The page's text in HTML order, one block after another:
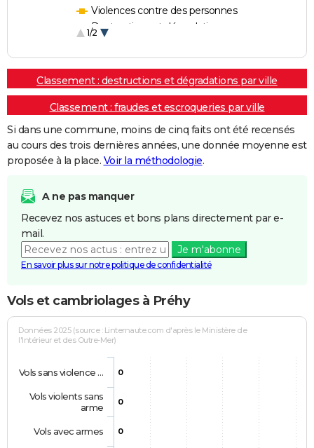
Violences contre des personnes
Destructions et dégradations
1/2
Classement : destructions et dégradations par ville
Classement : fraudes et escroqueries par ville
Si dans une commune, moins de cinq faits ont été recensés
au cours des trois dernières années, une donnée moyenne est
proposée à la place. Voir la méthodologie.
A ne pas manquer
Recevez nos astuces et bons plans directement par e-
mail.
Je m'abonne
En savoir plus sur notre politique de confidentialité
Vols et cambriolages à Préhy
Données 2025 (source : Linternaute.com d'après le Ministère de
l'Intérieur et des Outre-Mer)
0
0
0
Vols sans violence …
Vols violents sans
arme
Vols avec armes